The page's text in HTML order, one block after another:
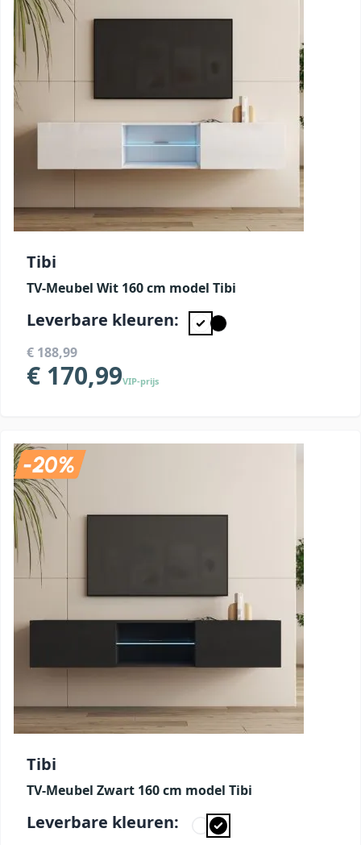
Tibi
TV-Meubel Wit 160 cm model Tibi
Leverbare kleuren:
€ 188,99
€ 170,99VIP-prijs
Tibi
TV-Meubel Zwart 160 cm model Tibi
Leverbare kleuren: